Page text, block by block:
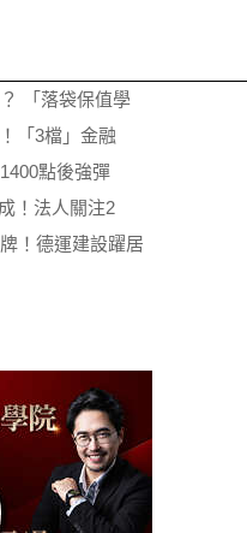
「落袋保值學
「3檔」金融
點後強彈
！法人關注2
！德運建設躍居